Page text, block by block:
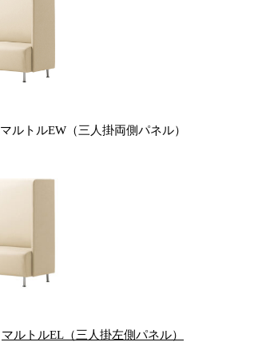
マルトルEW（三人掛両側パネル）
マルトルEL（三人掛左側パネル）